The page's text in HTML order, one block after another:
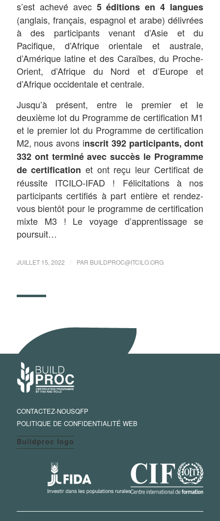
s’est achevé avec 5 éditions en 4 langues
(anglais, français, espagnol et arabe) délivrées
à des participants venant d’Asie et du
Pacifique, d’Afrique orientale et australe,
d’Amérique latine et des Caraïbes, du Proche-
Orient, d’Afrique du Nord et d’Europe et
d’Afrique occidentale et centrale.
Jusqu’à présent, entre le premier et le
deuxième lot du Programme de certification M1
et le premier lot du Programme de certification
M2, nous avons inscrit 392 participants, dont
332 ont terminé avec succès le Programme
de certification et ont reçu leur Certificat de
réussite ITCILO-IFAD ! Félicitations à nos
participants certifiés à part entière et rendez-
vous bientôt pour le programme de certification
mixte M3 ! Le voyage d’apprentissage se
poursuit…
JUILLET 15, 2022 PAR BUILDPROC@ITCILO.ORG
CONTACTEZ-NOUSQFP
POLITIQUE DE CONFIDENTIALITÉ WEB
Buildproc logo